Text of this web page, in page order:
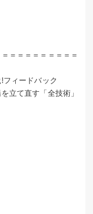
＝＝＝＝＝＝＝＝＝
フィードバック
立て直す「全技術」